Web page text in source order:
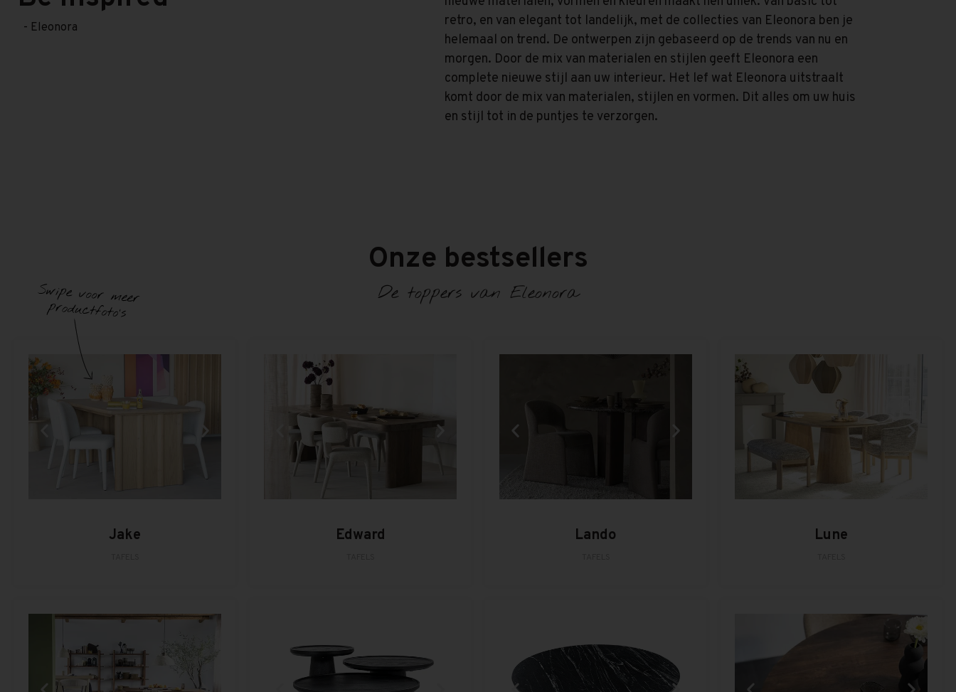
- Eleonora
retro, en van elegant tot landelijk, met de collecties van Eleonora ben je
helemaal on trend. De ontwerpen zijn gebaseerd op de trends van nu en
morgen. Door de mix van materialen en stijlen geeft Eleonora een
complete nieuwe stijl aan uw interieur. Het lef wat Eleonora uitstraalt
komt door de mix van materialen, stijlen en vormen. Dit alles om uw huis
en stijl tot in de puntjes te verzorgen.
Onze bestsellers
De toppers van Eleonora
Jake Edward Lando Lune